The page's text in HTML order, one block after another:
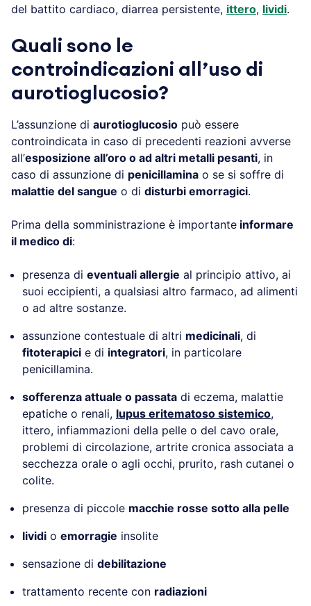
del battito cardiaco, diarrea persistente, ittero, lividi.
Quali sono le
controindicazioni all’uso di
aurotioglucosio?
L’assunzione di aurotioglucosio può essere
controindicata in caso di precedenti reazioni avverse
all’esposizione all’oro o ad altri metalli pesanti, in
caso di assunzione di penicillamina o se si soffre di
malattie del sangue o di disturbi emorragici.
Prima della somministrazione è importante informare
il medico di:
presenza di eventuali allergie al principio attivo, ai
suoi eccipienti, a qualsiasi altro farmaco, ad alimenti
o ad altre sostanze.
assunzione contestuale di altri medicinali, di
fitoterapici e di integratori, in particolare
penicillamina.
sofferenza attuale o passata di eczema, malattie
epatiche o renali, lupus eritematoso sistemico,
ittero, infiammazioni della pelle o del cavo orale,
problemi di circolazione, artrite cronica associata a
secchezza orale o agli occhi, prurito, rash cutanei o
colite.
presenza di piccole macchie rosse sotto alla pelle
lividi o emorragie insolite
sensazione di debilitazione
trattamento recente con radiazioni